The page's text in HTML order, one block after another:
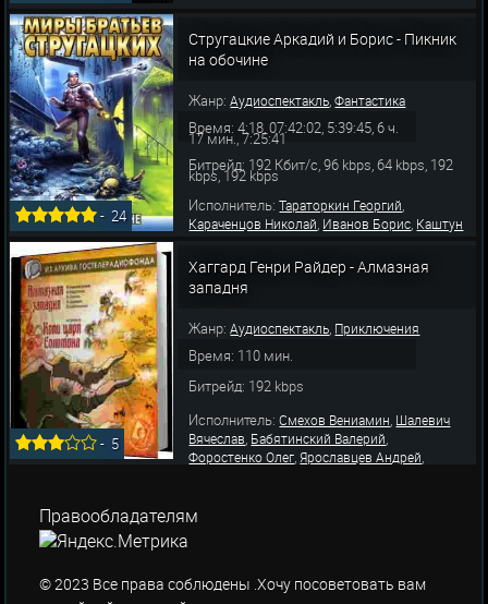
-24
Стругацкие Аркадий и Борис - Пикник
на обочине
Жанр:Аудиоспектакль,Фантастика
Время: 4:18, 07:42:02, 5:39:45, 6 ч.
17 мин., 7:25:41
Битрейд: 192 Кбит/с, 96 kbps, 64 kbps, 192
kbps, 192 kbps
Исполнитель:Тараторкин Георгий,
Караченцов Николай, Иванов Борис, Каштун
Лия,Васильев Юрий,Саруханова Нина,
Сашальский Владимир, Бабятинский
Валерий,Кашенцев Игорь
Владимир,Кулагин
- 5
Хаггард Генри Райдер - Алмазная
западня
Жанр:Аудиоспектакль, Приключения
Время: 110 мин.
Битрейд: 192 kbps
Исполнитель:Смехов Вениамин, Шалевич
Вячеслав, Бабятинский Валерий,
Форостенко Олег,Ярославцев Андрей,
Карапетян Артем
Правообладателям
© 2023 Все права соблюдены .Хочу посоветовать вам